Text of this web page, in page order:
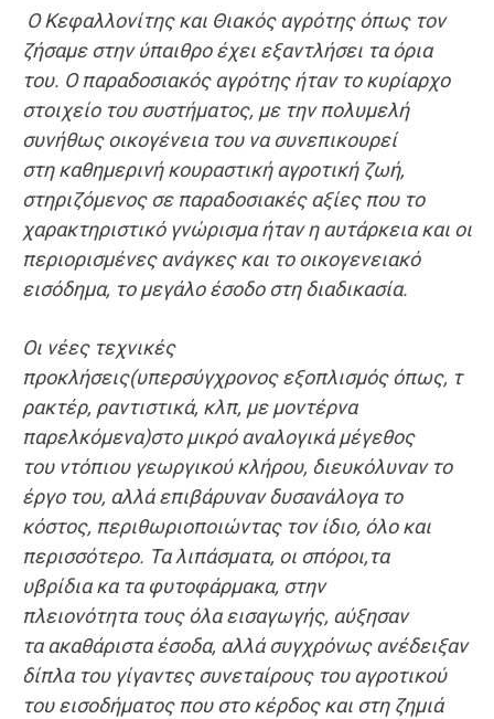
Ο Κεφαλλονίτης και Θιακός αγρότης όπως τον
ζήσαμε στην ύπαιθρο έχει εξαντλήσει τα όρια
του. Ο παραδοσιακός αγρότης ήταν το κυρίαρχο
στοιχείο του συστήματος, με την πολυμελή
συνήθως οικογένεια του να συνεπικουρεί
στη καθημερινήκουραστικήαγροτική ζωή,
στηριζόμενος σε παραδοσιακές αξίες που το
χαρακτηριστικό γνώρισμα ήταν η αυτάρκεια και οι
περιορισμένες ανάγκες και το οικογενειακό
εισόδημα, τομεγάλο έσοδοστη διαδικασία.
Οι νέες τεχνικές
προκλήσεις(υπερσύγχρονοςεξοπλισμόςόπως, τ
ρακτέρ, ραντιστικά, κλπ, με μοντέρνα
παρελκόμενα)στο μικρό αναλογικά μέγεθος
του ντόπιου γεωργικού κλήρου, διευκόλυναν το
έργο του, αλλά επιβάρυναν δυσανάλογα το
κόστος, περιθωριοποιώντας τον ίδιο, όλο και
περισσότερο. Ταλιπάσματα, οι σπόροι,τα
υβρίδιακα ταφυτοφάρμακα, στην
πλειονότητατουςόλαεισαγωγής, αύξησαν
ταακαθάριστα έσοδα, αλλά συγχρόνωςανέδειξαν
δίπλα του γίγαντεςσυνεταίρους του αγροτικού
του εισοδήματοςπου στο κέρδος και στη ζημιά